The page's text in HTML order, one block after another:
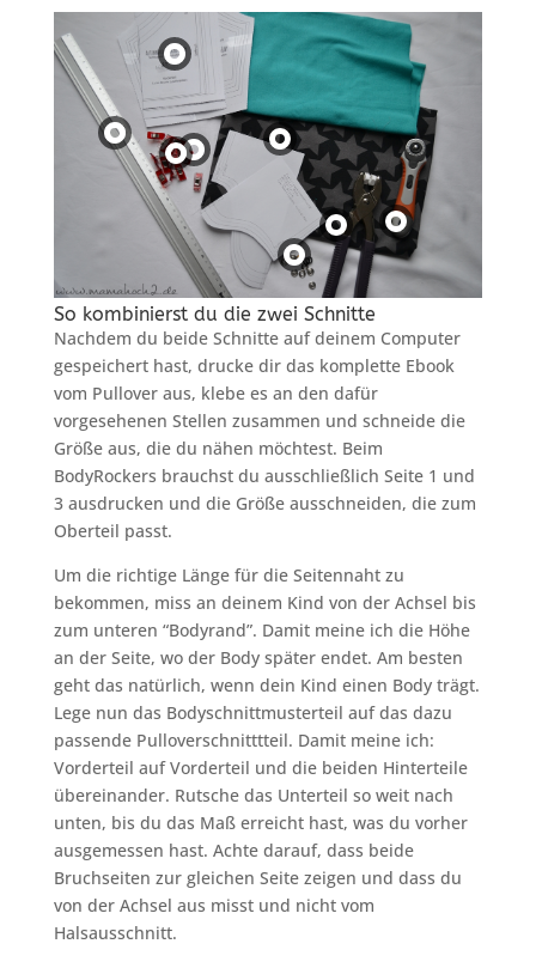
So kombinierst du die zwei Schnitte
Nachdem du beide Schnitte auf deinem Computer
gespeichert hast, drucke dir das komplette Ebook
vom Pullover aus, klebe es an den dafür
vorgesehenen Stellen zusammen und schneide die
Größe aus, die du nähen möchtest. Beim
BodyRockers brauchst du ausschließlich Seite 1 und
3 ausdrucken und die Größe ausschneiden, die zum
Oberteil passt.
Um die richtige Länge für die Seitennaht zu
bekommen, miss an deinem Kind von der Achsel bis
zum unteren “Bodyrand”. Damit meine ich die Höhe
an der Seite, wo der Body später endet. Am besten
geht das natürlich, wenn dein Kind einen Body trägt.
Lege nun das Bodyschnittmusterteil auf das dazu
passende Pulloverschnitttteil. Damit meine ich:
Vorderteil auf Vorderteil und die beiden Hinterteile
übereinander. Rutsche das Unterteil so weit nach
unten, bis du das Maß erreicht hast, was du vorher
ausgemessen hast. Achte darauf, dass beide
Bruchseiten zur gleichen Seite zeigen und dass du
von der Achsel aus misst und nicht vom
Halsausschnitt.